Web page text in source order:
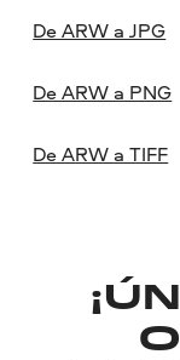
De ARW a JPG
De ARW a PNG
De ARW a TIFF